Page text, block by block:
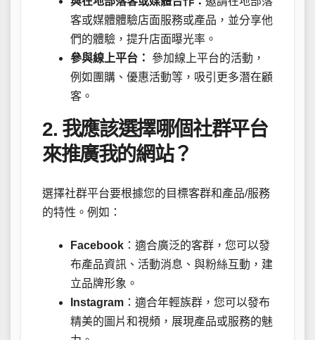
客或媒體體驗店面服務或產品，並分享他
們的體驗，提升店面曝光率。
參與線上平台： 參加線上平台的活動，
例如團購、優惠活動等，吸引更多潛在顧
客。
2. 我應該選擇哪個社群平台
來推廣我的網站？
選擇社群平台要根據您的目標客群和產品/服務
的特性。例如：
Facebook ：適合廣泛的客群，您可以發
布產品資訊、活動消息、與粉絲互動，建
立品牌形象。
Instagram ：適合年輕族群，您可以發布
精美的圖片和視頻，展現產品或服務的魅